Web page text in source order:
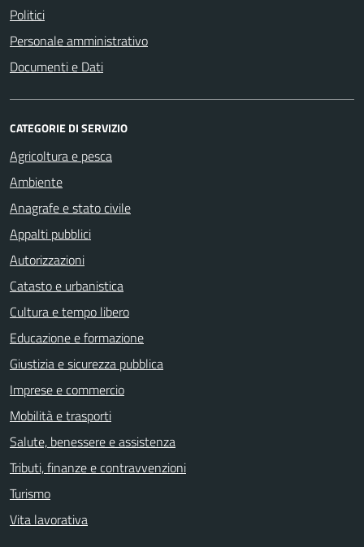
Politici
Personale amministrativo
Documenti e Dati
CATEGORIE DI SERVIZIO
Agricoltura e pesca
Ambiente
Anagrafe e stato civile
Appalti pubblici
Autorizzazioni
Catasto e urbanistica
Cultura e tempo libero
Educazione e formazione
Giustizia e sicurezza pubblica
Imprese e commercio
Mobilità e trasporti
Salute, benessere e assistenza
Tributi, finanze e contravvenzioni
Turismo
Vita lavorativa